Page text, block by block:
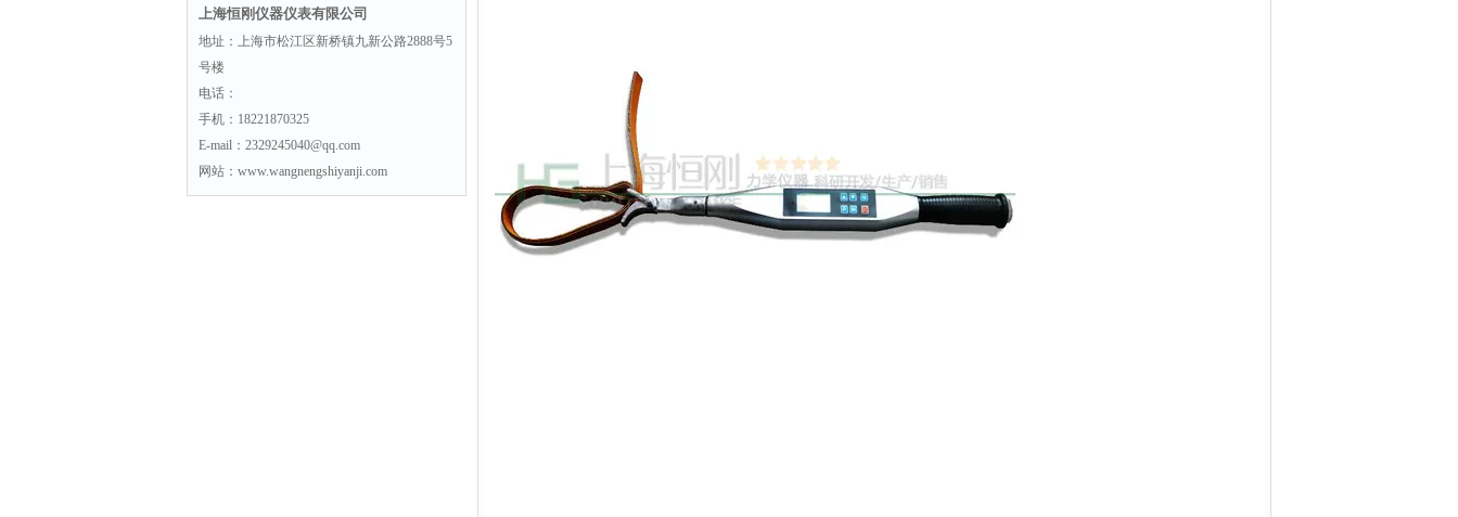
上海恒刚仪器仪表有限公司
地址：上海市松江区新桥镇九新公路2888号5
号楼
电话：
手机：18221870325
E-mail：2329245040@qq.com
网站：www.wangnengshiyanji.com